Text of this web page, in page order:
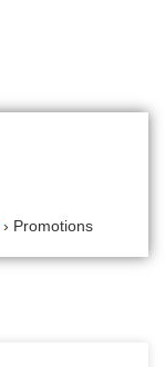
› Promotions